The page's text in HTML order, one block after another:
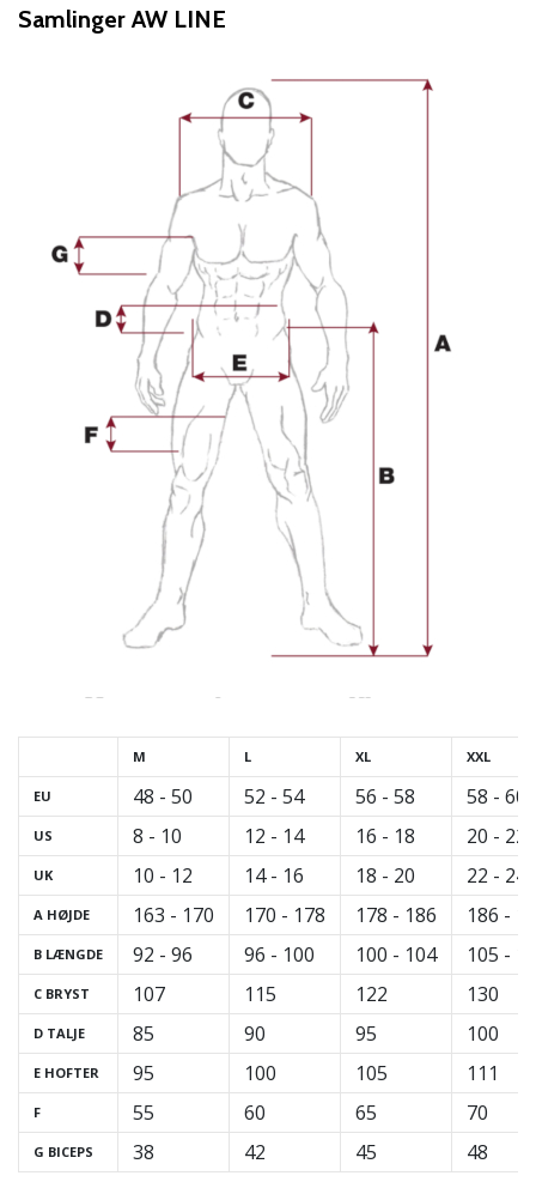
Samlinger AW LINE
EU
US
UK
A HØJDE
B LÆNGDE
C BRYST
D TALJE
E HOFTER
F
G BICEPS
M
48 - 50
8 - 10
10 - 12
163 - 170
92 - 96
107
85
95
55
38
L
52 - 54
12 - 14
14 - 16
170 - 178
96 - 100
115
90
100
60
42
XL
56 - 58
16 - 18
18 - 20
178 - 186
100 - 104
122
95
105
65
45
XXL
58 - 60
20 - 22
22 - 24
186 -
105 -
130
100
111
70
48